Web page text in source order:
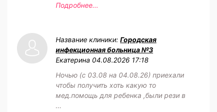
Подробнее...
Название клиники: Городская
инфекционная больница №3
Екатерина 04.08.2026 17:18
Ночью (с 03.08 на 04.08.26) приехали
чтобы получить хоть какую то
мед.помощь для ребенка ,были рези в
...